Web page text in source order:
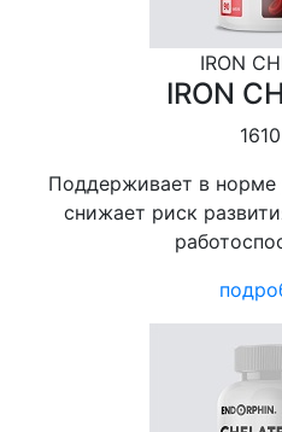
IRON
IRON
Поддерживает в норме
снижает риск